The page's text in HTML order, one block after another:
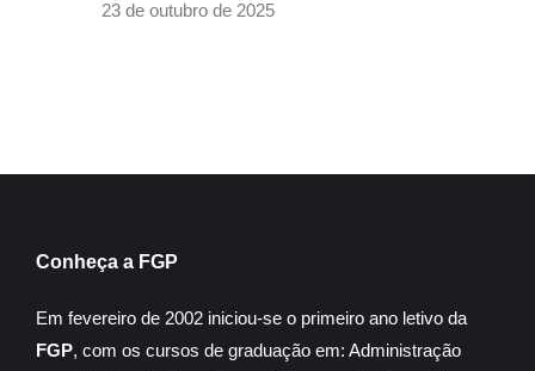
23 de outubro de 2025
Conheça a FGP
Em fevereiro de 2002 iniciou-se o primeiro ano letivo da
FGP, com os cursos de graduação em: Administração